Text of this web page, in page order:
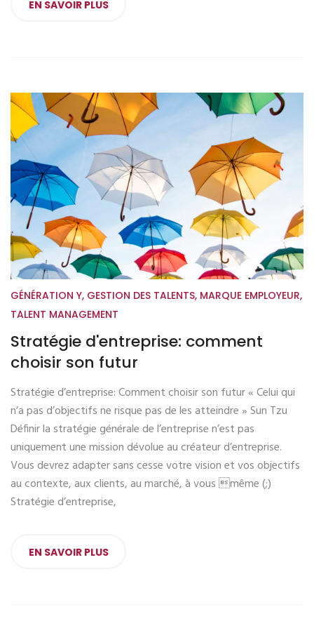
EN SAVOIR PLUS
GÉNÉRATION Y, GESTION DES TALENTS, MARQUE EMPLOYEUR,
TALENT MANAGEMENT
Stratégie d'entreprise: comment
choisir son futur
Stratégie d’entreprise: Comment choisir son futur « Celui qui
n’a pas d’objectifs ne risque pas de les atteindre » Sun Tzu
Définir la stratégie générale de l’entreprise n’est pas
uniquement une mission dévolue au créateur d’entreprise.
Vous devrez adapter sans cesse votre vision et vos objectifs
au contexte, aux clients, au marché, à vous même (;)
Stratégie d’entreprise,
EN SAVOIR PLUS